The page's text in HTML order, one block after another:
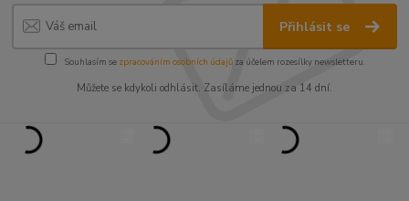
Přihlásit se
Souhlasím se zpracováním osobních údajůza účelem rozesílky newsletteru.
Můžete se kdykoli odhlásit. Zasíláme jednou za 14 dní.